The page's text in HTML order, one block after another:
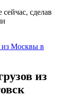
сделав
из Москвы в
из